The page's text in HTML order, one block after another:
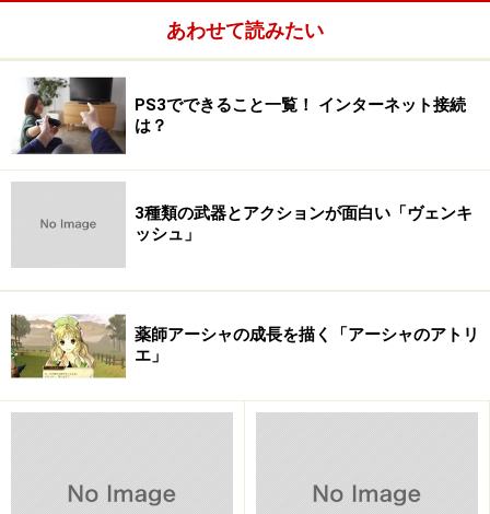
『.hack』と、それ以前のメディアミックス作品とはど
う違うのでしょうか？ その答えは過去のメディアミッ
クス作品の中にありました。 次ページでは懐かしのタ
.hack//絶対包囲 vol.4
機種
プレイステーション2
メーカー
発売日
2003年4月10日発売
ジャンル
あわせて読みたい
PS3でできること一覧！ インターネット接続
は？
3種類の武器とアクションが面白い「ヴェンキ
ッシュ」
薬師アーシャの成長を描く「アーシャのアトリ
エ」